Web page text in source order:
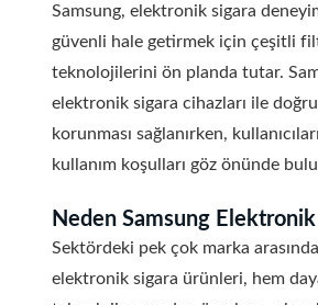
Samsung, elektronik sigara
güvenli hale getirmek için çeşitli
teknolojilerini ön planda tutar.
elektronik sigara cihazları ile
korunması sağlanırken,
kullanım koşulları göz önünde
Neden Samsung Elektronik
Sektördeki pek çok marka
elektronik sigara ürünleri, hem